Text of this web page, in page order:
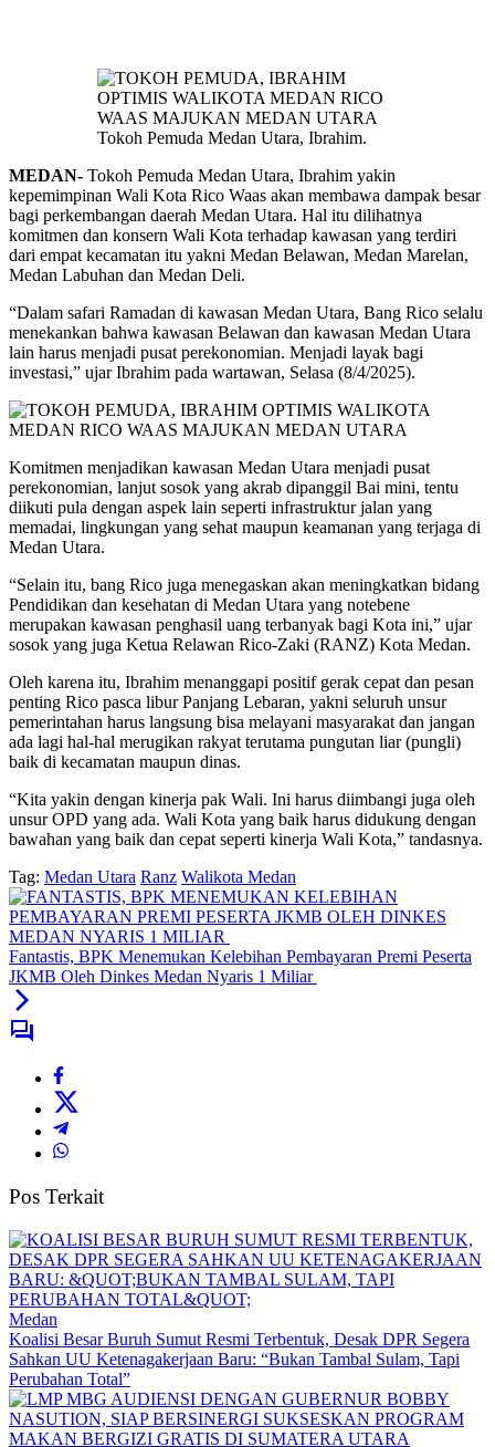
Tokoh Pemuda Medan Utara, Ibrahim.
MEDAN- Tokoh Pemuda Medan Utara, Ibrahim yakin
kepemimpinan Wali Kota Rico Waas akan membawa dampak besar
bagi perkembangan daerah Medan Utara. Hal itu dilihatnya
komitmen dan konsern Wali Kota terhadap kawasan yang terdiri
dari empat kecamatan itu yakni Medan Belawan, Medan Marelan,
Medan Labuhan dan Medan Deli.
“Dalam safari Ramadan di kawasan Medan Utara, Bang Rico selalu
menekankan bahwa kawasan Belawan dan kawasan Medan Utara
lain harus menjadi pusat perekonomian. Menjadi layak bagi
investasi,” ujar Ibrahim pada wartawan, Selasa (8/4/2025).
Komitmen menjadikan kawasan Medan Utara menjadi pusat
perekonomian, lanjut sosok yang akrab dipanggil Bai mini, tentu
diikuti pula dengan aspek lain seperti infrastruktur jalan yang
memadai, lingkungan yang sehat maupun keamanan yang terjaga di
Medan Utara.
“Selain itu, bang Rico juga menegaskan akan meningkatkan bidang
Pendidikan dan kesehatan di Medan Utara yang notebene
merupakan kawasan penghasil uang terbanyak bagi Kota ini,” ujar
sosok yang juga Ketua Relawan Rico-Zaki (RANZ) Kota Medan.
Oleh karena itu, Ibrahim menanggapi positif gerak cepat dan pesan
penting Rico pasca libur Panjang Lebaran, yakni seluruh unsur
pemerintahan harus langsung bisa melayani masyarakat dan jangan
ada lagi hal-hal merugikan rakyat terutama pungutan liar (pungli)
baik di kecamatan maupun dinas.
“Kita yakin dengan kinerja pak Wali. Ini harus diimbangi juga oleh
unsur OPD yang ada. Wali Kota yang baik harus didukung dengan
bawahan yang baik dan cepat seperti kinerja Wali Kota,” tandasnya.
Tag: Medan Utara Ranz Walikota Medan
Fantastis, BPK Menemukan Kelebihan Pembayaran Premi Peserta
JKMB Oleh Dinkes Medan Nyaris 1 Miliar
Pos Terkait
Medan
Koalisi Besar Buruh Sumut Resmi Terbentuk, Desak DPR Segera
Sahkan UU Ketenagakerjaan Baru: “Bukan Tambal Sulam, Tapi
Perubahan Total”